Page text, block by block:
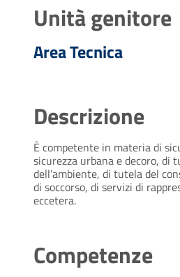
Unità genitore
Area Tecnica
Descrizione
È competente in materia di
sicurezza urbana e decoro, di
dell’ambiente, di tutela del
di soccorso, di servizi di
eccetera.
Competenze